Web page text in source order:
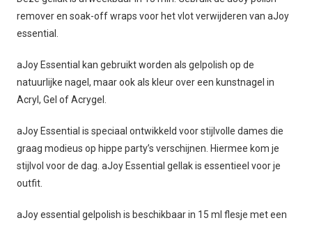
remover en soak-off wraps voor het vlot verwijderen van aJoy
essential.
aJoy Essential kan gebruikt worden als gelpolish op de
natuurlijke nagel, maar ook als kleur over een kunstnagel in
Acryl, Gel of Acrygel.
aJoy Essential is speciaal ontwikkeld voor stijlvolle dames die
graag modieus op hippe party’s verschijnen. Hiermee kom je
stijlvol voor de dag. aJoy Essential gellak is essentieel voor je
outfit.
aJoy essential gelpolish is beschikbaar in 15 ml flesje met een